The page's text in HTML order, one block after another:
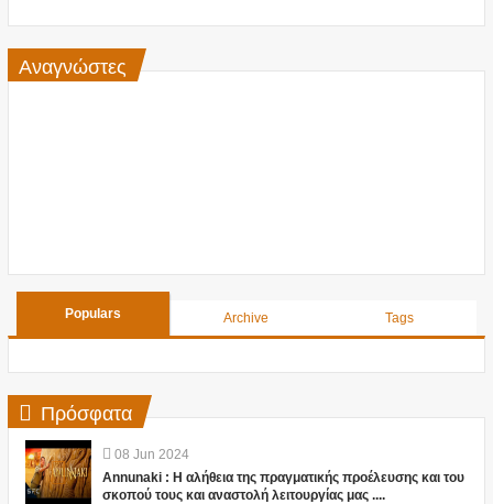
Αναγνώστες
Populars Archive Tags
Πρόσφατα
08 Jun 2024
Annunaki : Η αλήθεια της πραγματικής προέλευσης και του
σκοπού τους και αναστολή λειτουργίας μας ....